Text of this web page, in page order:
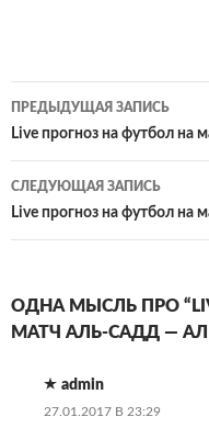
Навигация
по
записям
ПРЕДЫДУЩАЯ ЗАПИСЬ
Live прогноз на футбол на
СЛЕДУЮЩАЯ ЗАПИСЬ
Live прогноз на футбол
ОДНА МЫСЛЬ ПРО
МАТЧ АЛЬ-САДД —
admin
27.01.2017 В 23:29